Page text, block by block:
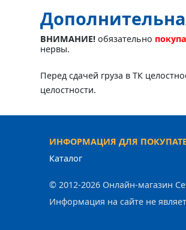
ВНИМАНИЕ! обязательно
нервы.
Перед сдачей груза в ТК
целостности.
ИНФОРМАЦИЯ ДЛЯ
Каталог
© 2012-2026 Онлайн-магазин
Информация на сайте не